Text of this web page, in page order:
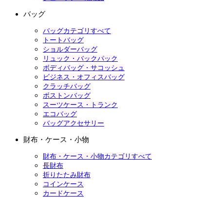
バッグ
バッグカテゴリすべて
トートバッグ
ショルダーバッグ
リュック・バックパック
ボディバッグ・サコッシュ
ビジネス・オフィスバッグ
クラッチバッグ
ボストンバッグ
スーツケース・トランク
エコバッグ
バッグアクセサリー
財布・ケース・小物
財布・ケース・小物カテゴリすべて
長財布
折りたたみ財布
コインケース
カードケース